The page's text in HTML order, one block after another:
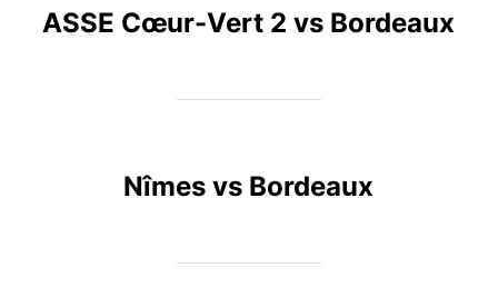
ASSE Cœur-Vert 2 vs Bordeaux
Nîmes vs Bordeaux